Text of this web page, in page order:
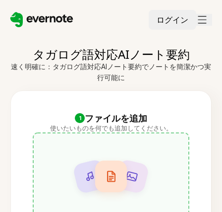
ログイン
タガログ語対応AIノート要約
速く明確に：タガログ語対応AIノート要約でノートを簡潔かつ実
行可能に
1 ファイルを追加
使いたいものを何でも追加してください。